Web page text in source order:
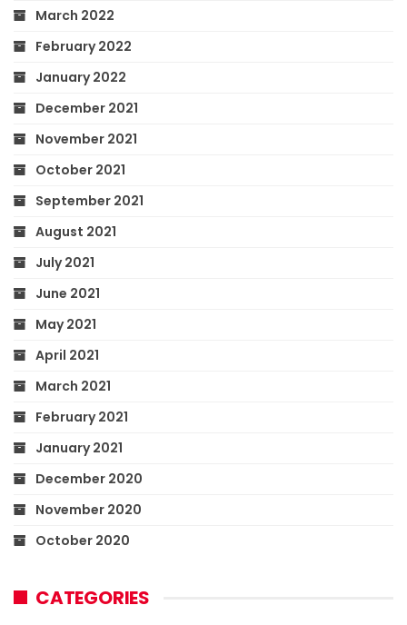
March 2022
February 2022
January 2022
December 2021
November 2021
October 2021
September 2021
August 2021
July 2021
June 2021
May 2021
April 2021
March 2021
February 2021
January 2021
December 2020
November 2020
October 2020
CATEGORIES